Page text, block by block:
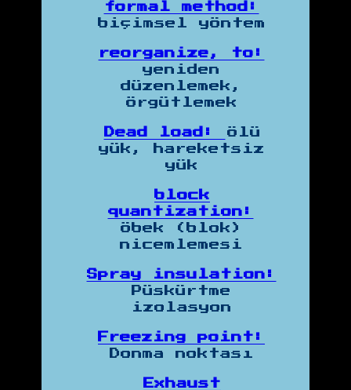
formal method:
biçimsel yöntem
reorganize, to:
yeniden
düzenlemek,
örgütlemek
Dead load:
Ölü
yük, hareketsiz
yük
block
quantization:
öbek (blok)
nicemlemesi
Spray insulation:
Püskürtme
izolasyon
Freezing point:
Donma noktası
Exhaust